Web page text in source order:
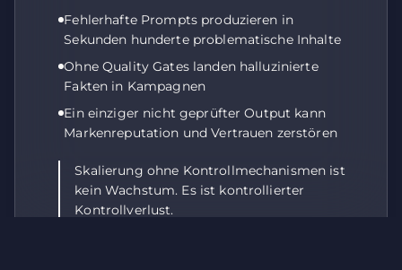
Fehlerhafte Prompts produzieren in
Sekunden hunderte problematische Inhalte
Ohne Quality Gates landen halluzinierte
Fakten in Kampagnen
Ein einziger nicht geprüfter Output kann
Markenreputation und Vertrauen zerstören
Skalierung ohne Kontrollmechanismen ist
kein Wachstum. Es ist kontrollierter
Kontrollverlust.
DSGVOzu, dass Ihre Daten dort verarbeitet werden. Die
USA gelten als Land mit unzureichendem
ausgeschlossen werden.
Akzeptieren
Essenziell